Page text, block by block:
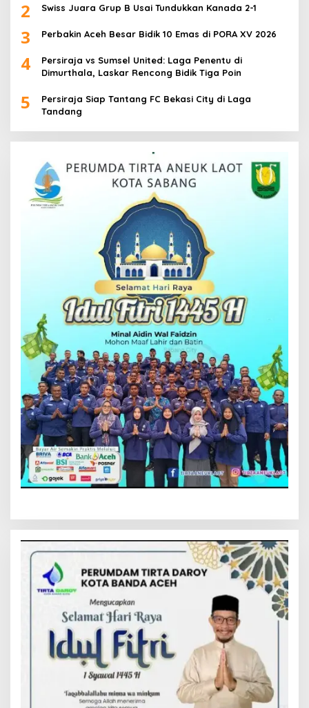
2 Swiss Juara Grup B Usai Tundukkan Kanada 2-1
3 Perbakin Aceh Besar Bidik 10 Emas di PORA XV 2026
4
Persiraja vs Sumsel United: Laga Penentu di
Dimurthala, Laskar Rencong Bidik Tiga Poin
5
Persiraja Siap Tantang FC Bekasi City di Laga
Tandang